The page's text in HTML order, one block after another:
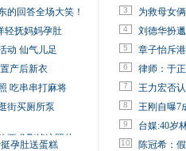
的回答全场大笑！
轻抚妈妈孕肚
动 仙气儿足
产后新衣
吃串串打麻将
街买厕所泵
要求删掉这照片
孕肚送蛋糕
3 为救母女
4 刘德华扮
5 章子怡斥
6 律师：于
7 王力宏否
8 王刚自曝7
9 台媒:40岁
10 陈冠希：